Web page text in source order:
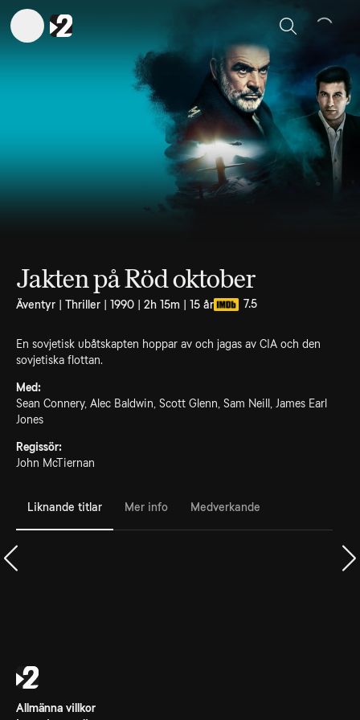
Sök
Jakten på Röd oktober
Äventyr | Thriller | 1990 | 2h 15m | 15 år 7.5
En sovjetisk ubåtskapten hoppar av och jagas av CIA och den
sovjetiska flottan.
Med:
Sean Connery, Alec Baldwin, Scott Glenn, Sam Neill, James Earl
Jones
Regissör:
John McTiernan
Liknande titlar Mer info Medverkande
Allmänna villkor